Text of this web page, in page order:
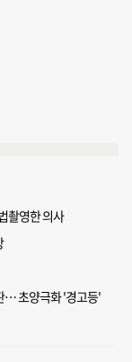
촬영한 의사
… 초양극화 '경고등'